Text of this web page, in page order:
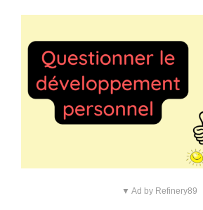
▼ Ad by Refinery89